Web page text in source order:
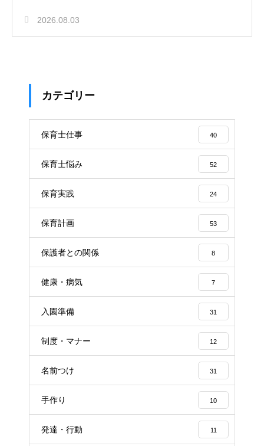
2026.08.03
カテゴリー
保育士仕事 40
保育士悩み 52
保育実践 24
保育計画 53
保護者との関係 8
健康・病気 7
入園準備 31
制度・マナー 12
名前つけ 31
手作り 10
発達・行動 11